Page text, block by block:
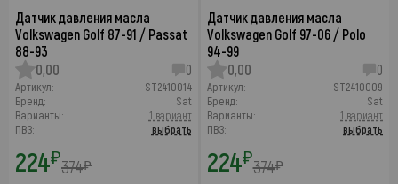
Датчик давления масла
Volkswagen Golf 87-91 / Passat
88-93
0,00
0
Артикул:
ST2410014
Бренд:
Sat
Варианты:
1 вариант
ПВЗ:
выбрать
224₽374₽
Датчик давления масла
Volkswagen Golf 97-06 / Polo
94-99
0,00
0
Артикул:
ST2410009
Бренд:
Sat
Варианты:
1 вариант
ПВЗ:
выбрать
224₽374₽